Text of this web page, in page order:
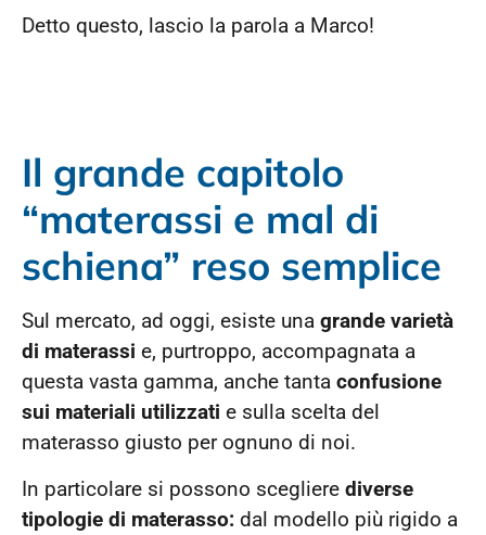
Detto questo, lascio la parola a Marco!
Il grande capitolo
“materassi e mal di
schiena” reso semplice
Sul mercato, ad oggi, esiste una grande varietà
di materassi e, purtroppo, accompagnata a
questa vasta gamma, anche tanta confusione
sui materiali utilizzati e sulla scelta del
materasso giusto per ognuno di noi.
In particolare si possono scegliere diverse
tipologie di materasso: dal modello più rigido a